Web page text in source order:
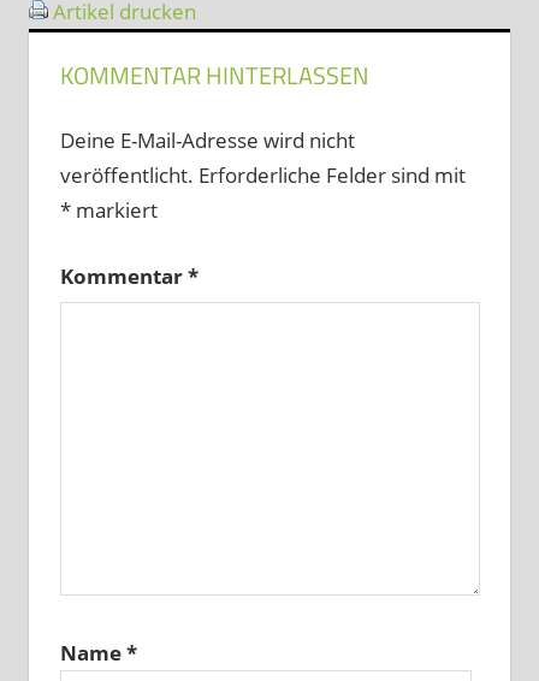
Artikel drucken
KOMMENTAR HINTERLASSEN
Deine E-Mail-Adresse wird nicht
veröffentlicht. Erforderliche Felder sind mit
*markiert
Kommentar*
Name*